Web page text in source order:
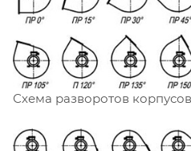
Схема разворотов